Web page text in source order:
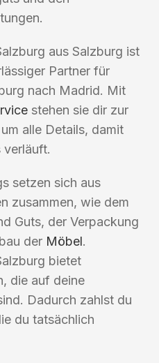
aus Salzburg ist
Partner für
nach Madrid. Mit
stehen sie dir zur
alle Details, damit
verläuft.
setzen sich aus
zusammen, wie dem
Guts, der Verpackung
der Möbel.
bietet
die auf deine
Dadurch zahlst du
du tatsächlich